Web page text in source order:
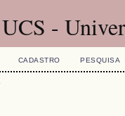
-
CADASTRO PESQUISA